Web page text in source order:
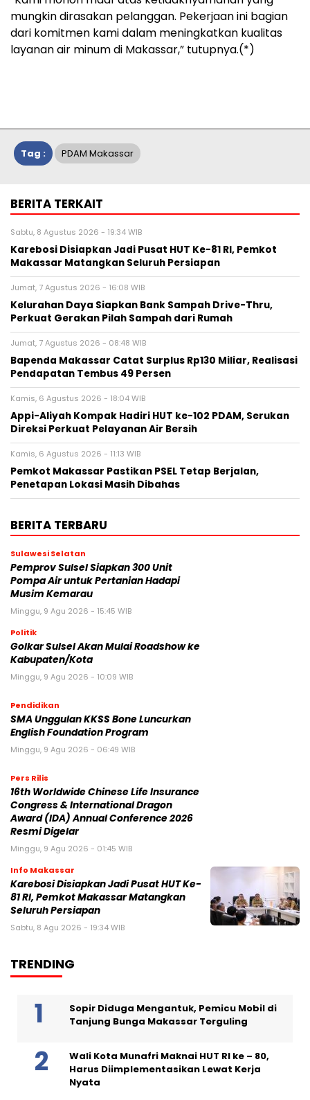
mungkin dirasakan pelanggan. Pekerjaan ini bagian
dari komitmen kami dalam meningkatkan kualitas
layanan air minum di Makassar,” tutupnya.(*)
Tag : PDAM Makassar
BERITA TERKAIT
Sabtu, 8 Agustus 2026 - 19:34 WIB
Karebosi Disiapkan Jadi Pusat HUT Ke-81 RI, Pemkot
Makassar Matangkan Seluruh Persiapan
Jumat, 7 Agustus 2026 - 16:08 WIB
Kelurahan Daya Siapkan Bank Sampah Drive-Thru,
Perkuat Gerakan Pilah Sampah dari Rumah
Jumat, 7 Agustus 2026 - 08:48 WIB
Bapenda Makassar Catat Surplus Rp130 Miliar, Realisasi
Pendapatan Tembus 49 Persen
Kamis, 6 Agustus 2026 - 18:04 WIB
Appi-Aliyah Kompak Hadiri HUT ke-102 PDAM, Serukan
Direksi Perkuat Pelayanan Air Bersih
Kamis, 6 Agustus 2026 - 11:13 WIB
Pemkot Makassar Pastikan PSEL Tetap Berjalan,
Penetapan Lokasi Masih Dibahas
BERITA TERBARU
Sulawesi Selatan
Pemprov Sulsel Siapkan 300 Unit
Pompa Air untuk Pertanian Hadapi
Musim Kemarau
Minggu, 9 Agu 2026 - 15:45 WIB
Politik
Golkar Sulsel Akan Mulai Roadshow ke
Kabupaten/Kota
Minggu, 9 Agu 2026 - 10:09 WIB
Pendidikan
SMA Unggulan KKSS Bone Luncurkan
English Foundation Program
Minggu, 9 Agu 2026 - 06:49 WIB
Pers Rilis
16th Worldwide Chinese Life Insurance
Congress & International Dragon
Award (IDA) Annual Conference 2026
Resmi Digelar
Minggu, 9 Agu 2026 - 01:45 WIB
Info Makassar
Karebosi Disiapkan Jadi Pusat HUT Ke-
81 RI, Pemkot Makassar Matangkan
Seluruh Persiapan
Sabtu, 8 Agu 2026 - 19:34 WIB
TRENDING
Sopir Diduga Mengantuk, Pemicu Mobil di
Tanjung Bunga Makassar Terguling
Wali Kota Munafri Maknai HUT RI ke – 80,
Harus Diimplementasikan Lewat Kerja
Nyata